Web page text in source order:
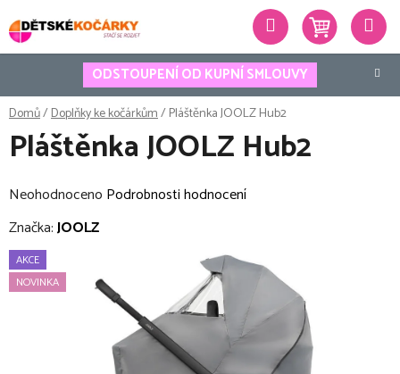
na
obsah
ODSTOUPENÍ OD KUPNÍ SMLOUVY
Hledat
Domů/Doplňky ke kočárkům/Pláštěnka JOOLZ Hub2
Pláštěnka JOOLZ Hub2
Průměrné
hodnocení
je
0,0
Neohodnoceno Podrobnosti hodnocení
Značka:JOOLZ
AKCE
NOVINKA